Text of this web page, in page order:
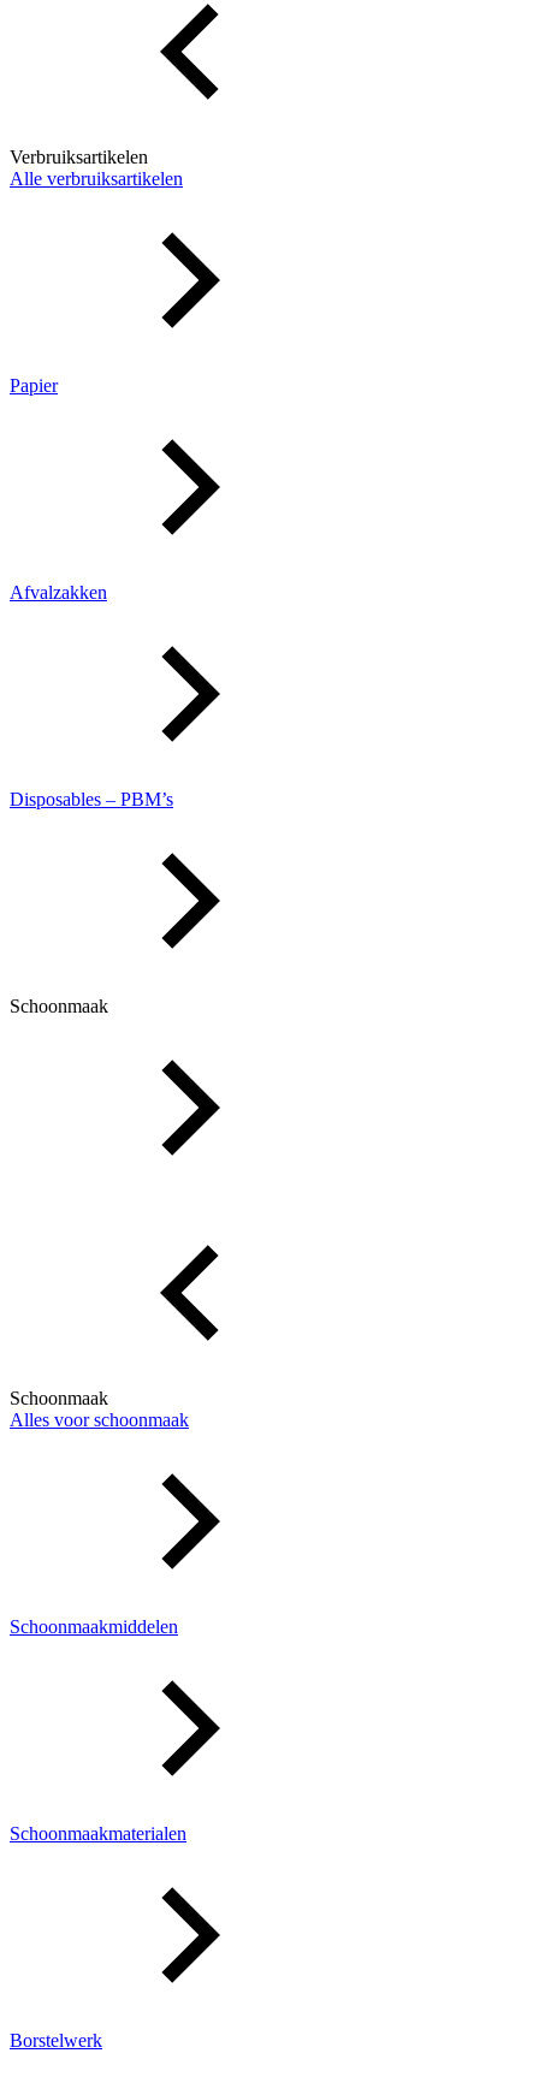
Verbruiksartikelen
Alle verbruiksartikelen
Papier
Afvalzakken
Disposables – PBM’s
Schoonmaak
Schoonmaak
Alles voor schoonmaak
Schoonmaakmiddelen
Schoonmaakmaterialen
Borstelwerk